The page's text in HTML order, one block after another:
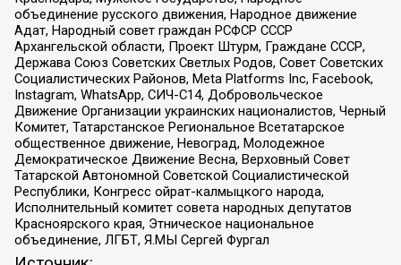
объединение русского движения, Народное движение
Адат, Народный совет граждан РСФСР СССР
Архангельской области, Проект Штурм, Граждане СССР,
Держава Союз Советских Светлых Родов, Совет Советских
Социалистических Районов, Meta Platforms Inc, Facebook,
Instagram, WhatsApp, СИЧ-С14, Добровольческое
Движение Организации украинских националистов, Черный
Комитет, Татарстанское Региональное Всетатарское
общественное движение, Невоград, Молодежное
Демократическое Движение Весна, Верховный Совет
Татарской Автономной Советской Социалистической
Республики, Конгресс ойрат-калмыцкого народа,
Исполнительный комитет совета народных депутатов
Красноярского края, Этническое национальное
объединение, ЛГБТ, Я.МЫ Сергей Фургал